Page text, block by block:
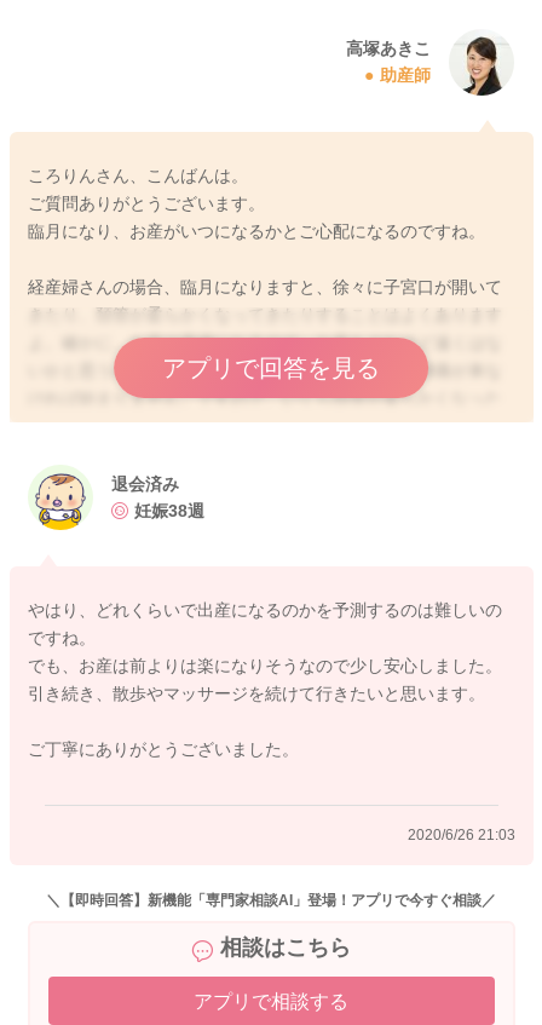
高塚あきこ
助産師
ころりんさん、こんばんは。
ご質問ありがとうございます。
臨月になり、お産がいつになるかとご心配になるのですね。
経産婦さんの場合、臨月になりますと、徐々に子宮口が開いて
きたり、頚管が柔らかくなってきたりすることはよくあります
よ。確かに、お産の準備になるので、お産もそれほど遠くはな
いかと思うのですが、実際にいつお産になるかは、陣痛が来な
ければ始まりません。ですので、いくら頚管が柔らかくなった
り、子宮口が開いてきていても、陣痛はいつ来るか分からない
さんは、一度産道を赤ちゃんが通ったことがありますので、陣
痛が来て、お産が始まれば、進行は早いかと思いますよ。大体
来ますので、気長に待ってあげてくださいね。早く赤ちゃんに
会えるといいですね。
アプリで回答を見る
退会済み
妊娠38週
やはり、どれくらいで出産になるのかを予測するのは難しいの
ですね。
でも、お産は前よりは楽になりそうなので少し安心しました。
引き続き、散歩やマッサージを続けて行きたいと思います。
ご丁寧にありがとうございました。
2020/6/26 21:03
＼【即時回答】新機能「専門家相談AI」登場！アプリで今すぐ相談／
相談はこちら
アプリで相談する